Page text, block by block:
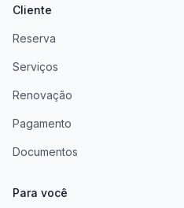
Cliente
Reserva
Serviços
Renovação
Pagamento
Documentos
Para você